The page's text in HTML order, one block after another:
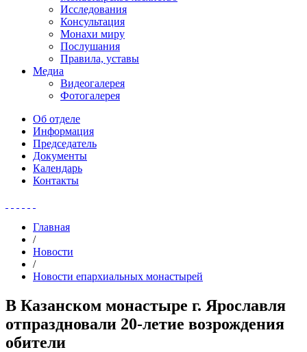
Исследования
Консультация
Монахи миру
Послушания
Правила, уставы
Медиа
Видеогалерея
Фотогалерея
Об отделе
Информация
Председатель
Документы
Календарь
Контакты
Главная
/
Новости
/
Новости епархиальных монастырей
В Казанском монастыре г. Ярославля
отпраздновали 20-летие возрождения
обители